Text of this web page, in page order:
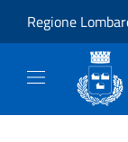
Regione